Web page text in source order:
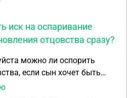
но получаю пособия? И
Там есть наши долевые
квартира сейчас в соц-
проблем, которые она
иск на оспаривание
отцовства сразу?
можно ли оспорить
если сын хочет быть
отца который погиб